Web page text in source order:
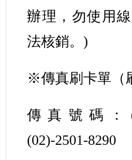
辦理，勿使用
法核銷。)
※傳真刷卡單（
傳真號碼：
(02)-2501-8290